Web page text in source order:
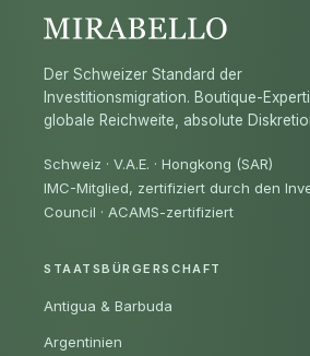
Der Schweizer Standard der
Investitionsmigration. Boutique-
globale Reichweite, absolute
Schweiz · V.A.E. · Hongkong (SAR)
IMC-Mitglied, zertifiziert durch den
Council · ACAMS-zertifiziert
STAATSBÜRGERSCHAFT
Antigua & Barbuda
Argentinien